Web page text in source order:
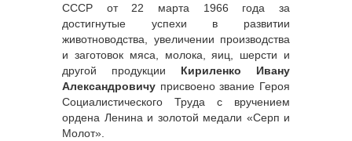
СССР от 22 марта 1966 года за
достигнутые успехи в развитии
животноводства, увеличении производства
и заготовок мяса, молока, яиц, шерсти и
другой продукции Кириленко Ивану
Александровичу присвоено звание Героя
Социалистического Труда с вручением
ордена Ленина и золотой медали «Серп и
Молот».